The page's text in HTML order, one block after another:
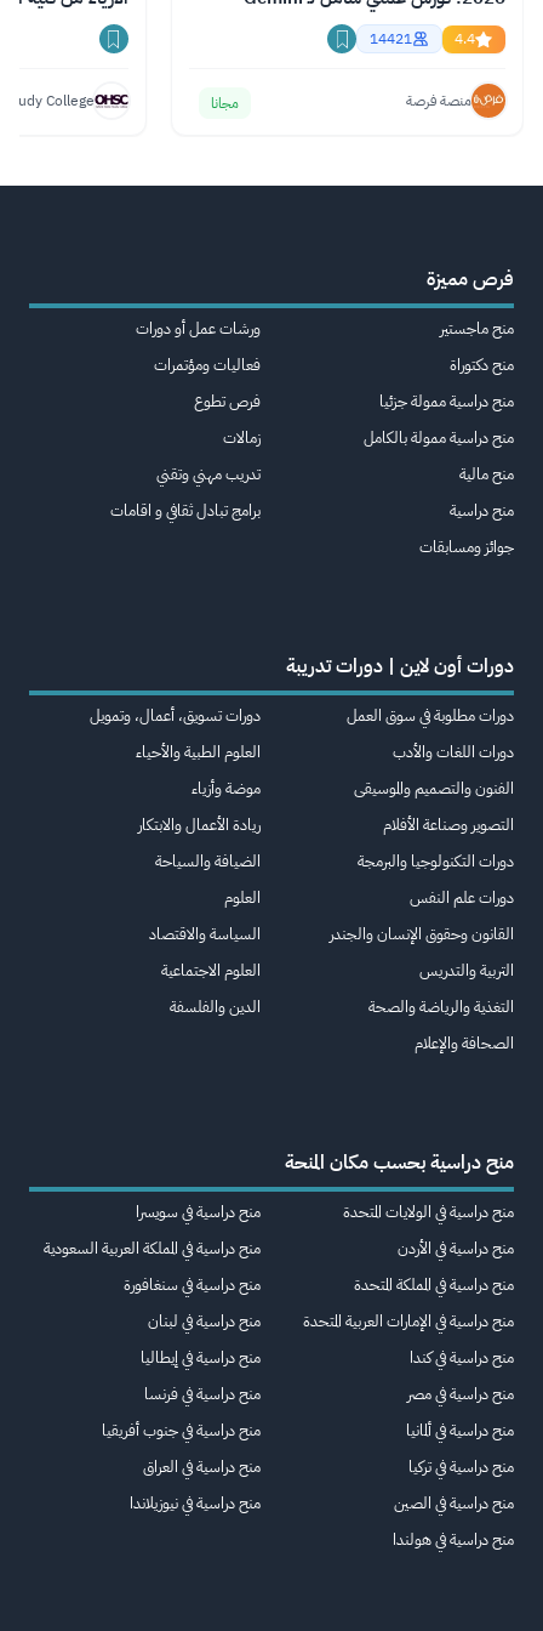
وChatGPT وClaude
4.4
14421
منصة فرصة مجانا College
فرص مميزة
منح ماجستير
منح دكتوراة
منح دراسية ممولة جزئيا
منح دراسية ممولة بالكامل
منح مالية
منح دراسية
جوائز ومسابقات
ورشات عمل أو دورات
فعاليات ومؤتمرات
فرص تطوع
زمالات
تدريب مهني وتقني
برامج تبادل ثقافي و اقامات
دورات أون لاين | دورات تدريبة
دورات مطلوبة في سوق العمل
دورات اللغات والأدب
الفنون والتصميم والموسيقى
التصوير وصناعة الأفلام
دورات التكنولوجيا والبرمجة
دورات علم النفس
القانون وحقوق الإنسان والجندر
التربية والتدريس
التغذية والرياضة والصحة
الصحافة والإعلام
دورات تسويق، أعمال، وتمويل
العلوم الطبية والأحياء
موضة وأزياء
ريادة الأعمال والابتكار
الضيافة والسياحة
العلوم
السياسة والاقتصاد
العلوم الاجتماعية
الدين والفلسفة
منح دراسية بحسب مكان المنحة
منح دراسية في الولايات المتحدة
منح دراسية في الأردن
منح دراسية في المملكة المتحدة
منح دراسية في الإمارات العربية المتحدة
منح دراسية في كندا
منح دراسية في مصر
منح دراسية في ألمانيا
منح دراسية في تركيا
منح دراسية في الصين
منح دراسية في هولندا
منح دراسية في سويسرا
منح دراسية في المملكة العربية السعودية
منح دراسية في سنغافورة
منح دراسية في لبنان
منح دراسية في إيطاليا
منح دراسية في فرنسا
منح دراسية في جنوب أفريقيا
منح دراسية في العراق
منح دراسية في نيوزيلاندا